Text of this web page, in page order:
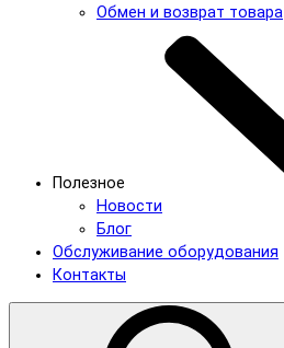
Обмен и возврат товара
Полезное
Новости
Блог
Обслуживание оборудования
Контакты